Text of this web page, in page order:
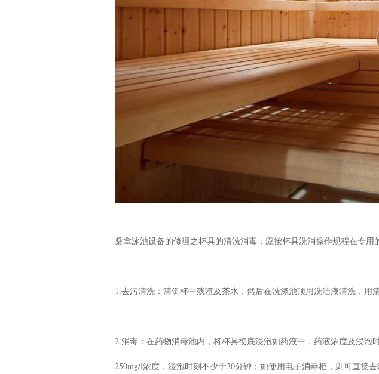
桑拿泳池设备的修理之杯具的清洗消毒：应按杯具洗消操作规程在专用
1.去污清洗：清倒杯中残渣及茶水，然后在洗涤池顶用洗洁液清洗，用
2.消毒：在药物消毒池内，将杯具彻底浸泡如药液中，药液浓度及浸
250mg/l浓度，浸泡时刻不少于30分钟；如使用电子消毒柜，则可直接去